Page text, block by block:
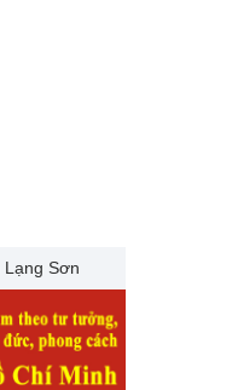
Sơn